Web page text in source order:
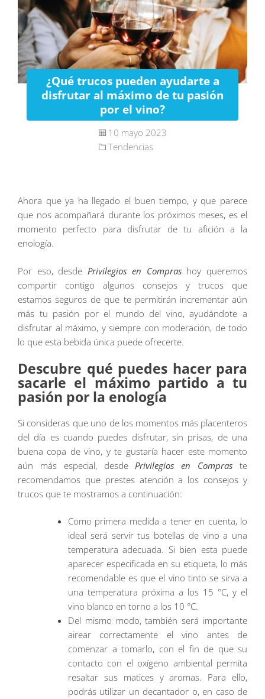
¿Qué trucos pueden ayudarte a
disfrutar al máximo de tu pasión
por el vino?
10 mayo 2023
Tendencias
Ahora que ya ha llegado el buen tiempo, y que parece
que nos acompañará durante los próximos meses, es el
momento perfecto para disfrutar de tu afición a la
enología.
Por eso, desde Privilegios en Comprashoy queremos
compartir contigo algunos consejos y trucos que
estamos seguros de que te permitirán incrementar aún
más tu pasión por el mundo del vino, ayudándote a
disfrutar al máximo, y siempre con moderación, de todo
lo que esta bebida única puede ofrecerte.
Descubre qué puedes hacer para
sacarle el máximo partido a tu
pasión por la enología
Si consideras que uno de los momentos más placenteros
del día es cuando puedes disfrutar, sin prisas, de una
buena copa de vino, y te gustaría hacer este momento
aún más especial, desde Privilegios en Compras te
recomendamos que prestes atención a los consejos y
trucos que te mostramos a continuación:
Como primera medida a tener en cuenta, lo
ideal será servir tus botellas de vino a una
temperatura adecuada. Si bien esta puede
aparecer especificada en su etiqueta, lo más
recomendable es que el vino tinto se sirva a
una temperatura próxima a los 15 °C, y el
vino blanco en torno a los 10 °C.
Del mismo modo, también será importante
airear correctamente el vino antes de
comenzar a tomarlo, con el fin de que su
contacto con el oxígeno ambiental permita
resaltar sus matices y aromas. Para ello,
podrás utilizar un decantador o, en caso de